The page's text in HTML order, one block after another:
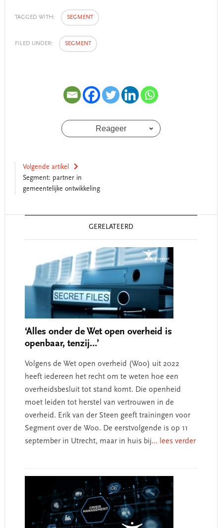
TAGGED WITH: SEGMENT
FILED UNDER: SEGMENT
Reageer
Volgende artikel
Segment: partner in
gemeentelijke ontwikkeling
GERELATEERD
‘Alles onder de Wet open overheid is
openbaar, tenzij…’
Volgens de Wet open overheid (Woo) uit 2022
heeft iedereen het recht om te weten hoe een
overheidsbesluit tot stand komt. Die openheid
moet leiden tot herstel van vertrouwen in de
overheid. Erik van der Steen geeft trainingen voor
Segment over de Woo. De eerstvolgende is op 11
september in Utrecht, maar in huis bij... lees verder